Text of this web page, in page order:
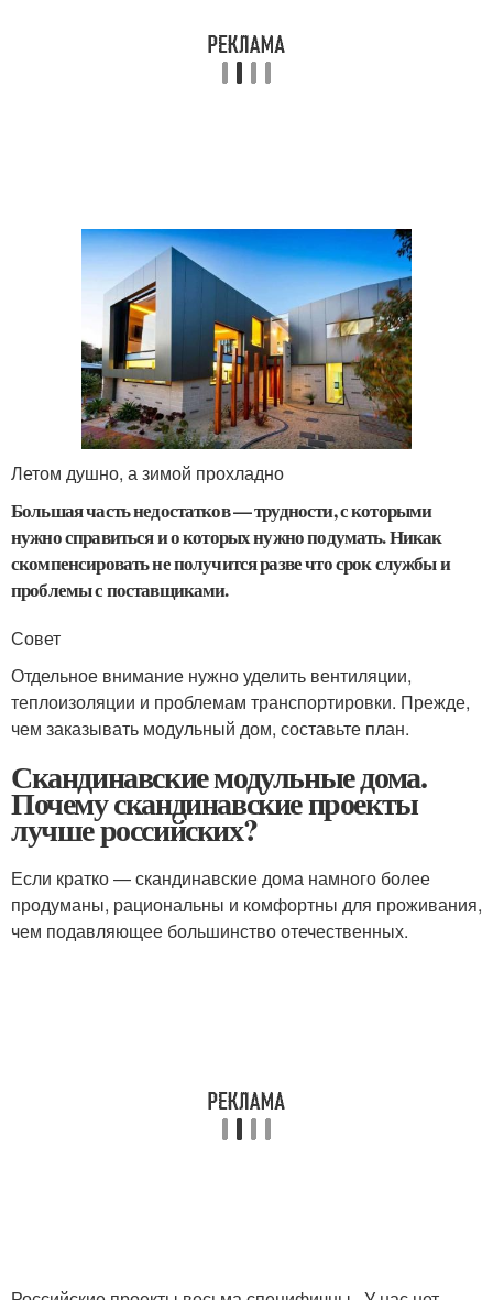
Летом душно, а зимой прохладно
Большая часть недостатков — трудности, с которыми
нужно справиться и о которых нужно подумать. Никак
скомпенсировать не получится разве что срок службы и
проблемы с поставщиками.
Совет
Отдельное внимание нужно уделить вентиляции,
теплоизоляции и проблемам транспортировки. Прежде,
чем заказывать модульный дом, составьте план.
Скандинавские модульные дома.
Почему скандинавские проекты
лучше российских?
Если кратко — скандинавские дома намного более
продуманы, рациональны и комфортны для проживания,
чем подавляющее большинство отечественных.